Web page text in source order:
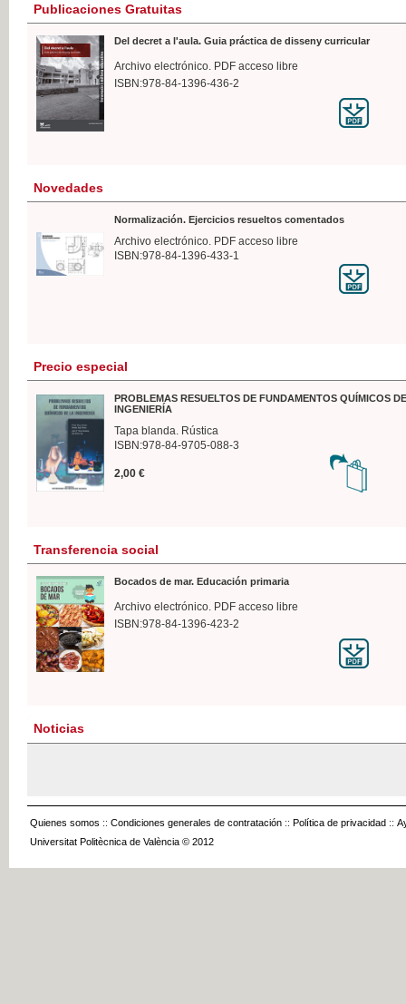
Publicaciones Gratuitas
Del decret a l'aula. Guia práctica de disseny curricular
Archivo electrónico. PDF acceso libre
ISBN:978-84-1396-436-2
Novedades
Normalización. Ejercicios resueltos comentados
Archivo electrónico. PDF acceso libre
ISBN:978-84-1396-433-1
Precio especial
PROBLEMAS RESUELTOS DE FUNDAMENTOS QUÍMICOS
INGENIERÍA
Tapa blanda. Rústica
ISBN:978-84-9705-088-3
2,00 €
Transferencia social
Bocados de mar. Educación primaria
Archivo electrónico. PDF acceso libre
ISBN:978-84-1396-423-2
Noticias
Quienes somos :: Condiciones generales de contratación :: Política de privacidad ::
Universitat Politècnica de València © 2012